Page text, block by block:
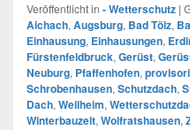
Veröffentlicht in - Wetterschutz |
Aichach, Augsburg, Bad Tölz,
Einhausung, Einhausungen,
Fürstenfeldbruck, Gerüst,
Neuburg, Pfaffenhofen,
Schrobenhausen, Schutzdach,
Dach, Weilheim,
Winterbauzelt, Wolfratshausen,